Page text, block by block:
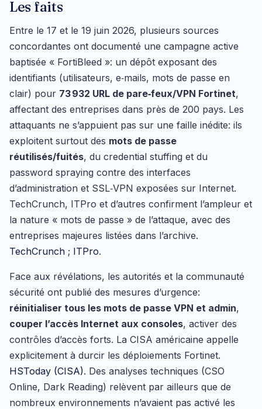
Les faits
Entre le 17 et le 19 juin 2026, plusieurs sources
concordantes ont documenté une campagne active
baptisée « FortiBleed »: un dépôt exposant des
identifiants (utilisateurs, e‑mails, mots de passe en
clair) pour 73 932 URL de pare‑feux/VPN Fortinet,
affectant des entreprises dans près de 200 pays. Les
attaquants ne s’appuient pas sur une faille inédite: ils
exploitent surtout des mots de passe
réutilisés/fuités, du credential stuffing et du
password spraying contre des interfaces
d’administration et SSL‑VPN exposées sur Internet.
TechCrunch, ITPro et d’autres confirment l’ampleur et
la nature « mots de passe » de l’attaque, avec des
entreprises majeures listées dans l’archive.
TechCrunch ; ITPro.
Face aux révélations, les autorités et la communauté
sécurité ont publié des mesures d’urgence:
réinitialiser tous les mots de passe VPN et admin,
couper l’accès Internet aux consoles, activer des
contrôles d’accès forts. La CISA américaine appelle
explicitement à durcir les déploiements Fortinet.
HSToday (CISA). Des analyses techniques (CSO
Online, Dark Reading) relèvent par ailleurs que de
nombreux environnements n’avaient pas activé les